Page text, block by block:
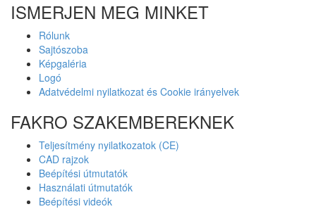
ISMERJEN MEG MINKET
Rólunk
Sajtószoba
Képgaléria
Logó
Adatvédelmi nyilatkozat és Cookie irányelvek
FAKRO SZAKEMBEREKNEK
Teljesítmény nyilatkozatok (CE)
CAD rajzok
Beépítési útmutatók
Használati útmutatók
Beépítési videók